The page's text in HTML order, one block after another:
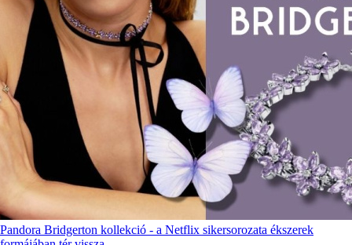
Pandora Bridgerton kollekció - a Netflix sikersorozata ékszerek